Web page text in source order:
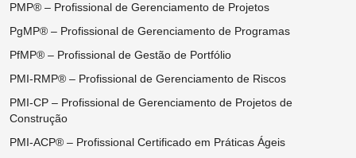
PMP® – Profissional de Gerenciamento de Projetos
PgMP® – Profissional de Gerenciamento de Programas
PfMP® – Profissional de Gestão de Portfólio
PMI-RMP® – Profissional de Gerenciamento de Riscos
PMI-CP – Profissional de Gerenciamento de Projetos de
Construção
PMI-ACP® – Profissional Certificado em Práticas Ágeis